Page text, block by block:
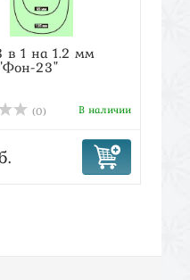
1 на 1.2 мм
23"
(0) В наличии